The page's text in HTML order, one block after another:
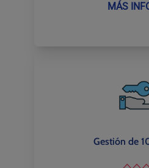
MÁS
Gestión de